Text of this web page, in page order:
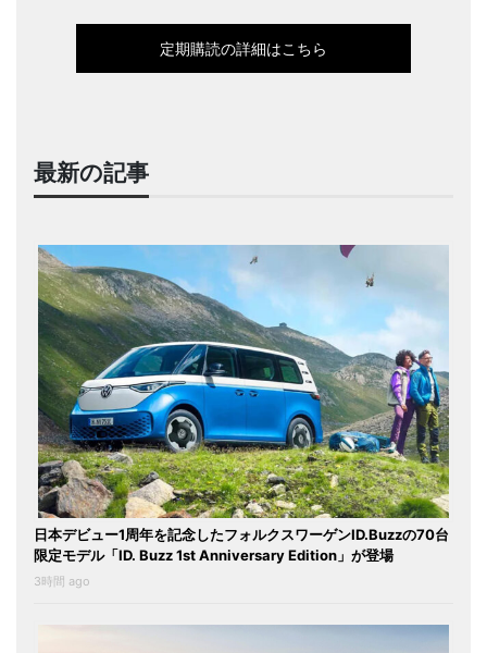
定期購読の詳細はこちら
最新の記事
日本デビュー1周年を記念したフォルクスワーゲンID.Buzzの70台
限定モデル「ID. Buzz 1st Anniversary Edition」が登場
3時間 ago